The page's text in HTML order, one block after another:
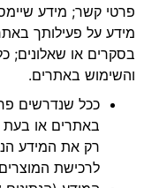
פרטי קשר; מידע
מידע על פעילותך
בסקרים או שאלונים;
והשימוש באתרים.
ככל שנדרשים
באתרים או
רק את המידע
לרכישת